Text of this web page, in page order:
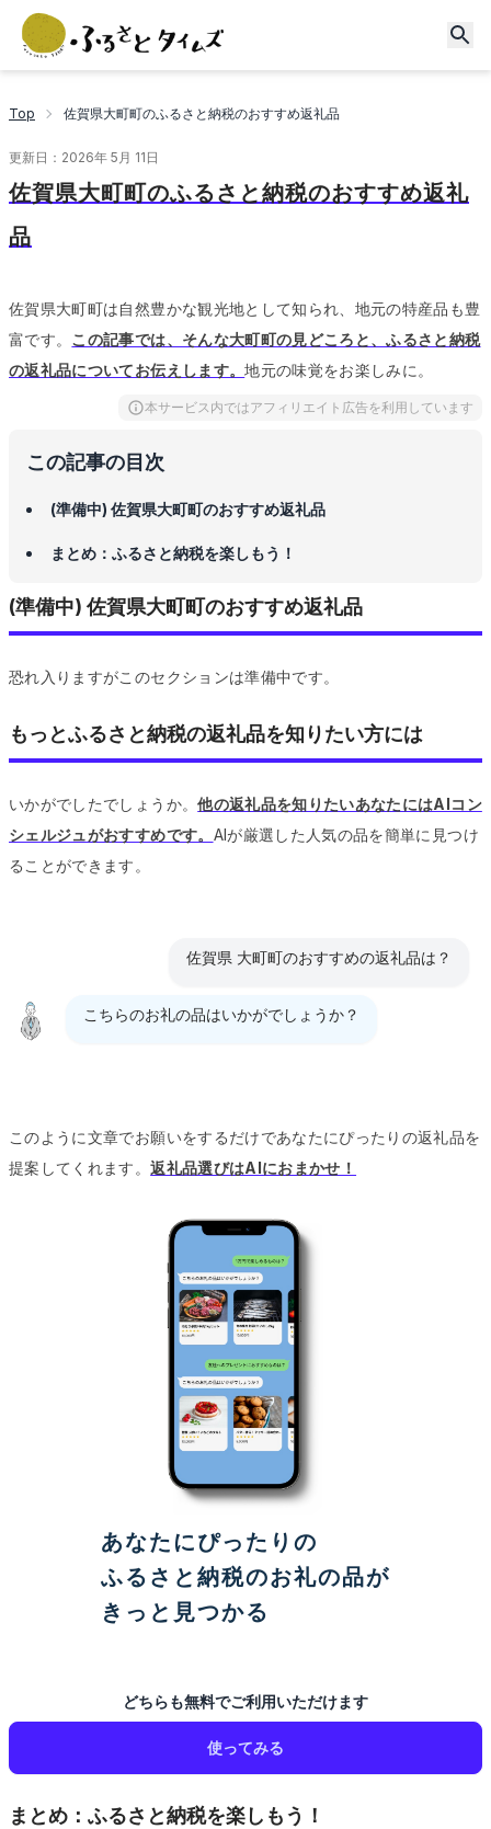
Top 佐賀県大町町のふるさと納税のおすすめ返礼品
更新日： 2026年 5月 11日
佐賀県大町町のふるさと納税のおすすめ返礼
品
佐賀県大町町は自然豊かな観光地として知られ、地元の特産品も豊
富です。 この記事では、そんな大町町の見どころと、ふるさと納税
の返礼品についてお伝えします。地元の味覚をお楽しみに。
本サービス内ではアフィリエイト広告を利用しています
この記事の目次
(準備中) 佐賀県大町町のおすすめ返礼品
まとめ：ふるさと納税を楽しもう！
(準備中) 佐賀県大町町のおすすめ返礼品
恐れ入りますがこのセクションは準備中です。
もっとふるさと納税の返礼品を知りたい方には
いかがでしたでしょうか。他の返礼品を知りたいあなたにはAIコン
シェルジュがおすすめです。 AIが厳選した人気の品を簡単に見つけ
ることができます。
佐賀県 大町町のおすすめの返礼品は？
こちらのお礼の品はいかがでしょうか？
このように文章でお願いをするだけであなたにぴったりの返礼品を
提案してくれます。返礼品選びはAIにおまかせ！
あなたにぴったりの
ふるさと納税のお礼の品が
きっと見つかる
どちらも無料でご利用いただけます
使ってみる
まとめ：ふるさと納税を楽しもう！